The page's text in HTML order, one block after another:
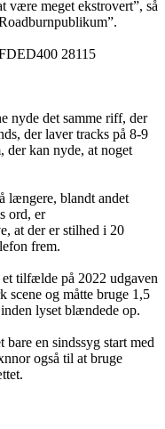
være meget ekstrovert”, så
nyde det samme riff, der
der laver tracks på 8-9
der kan nyde, at noget
længere, blandt andet
ord, er
at der er stilhed i 20
frem.
tilfælde på 2022 udgaven
scene og måtte bruge 1,5
lyset blændede op.
en sindssyg start med
også til at bruge